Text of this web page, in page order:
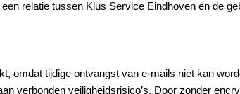
relatie tussen Klus Service Eindhoven en de
omdat tijdige ontvangst van e-mails niet kan
verbonden veiligheidsrisico’s. Door zonder